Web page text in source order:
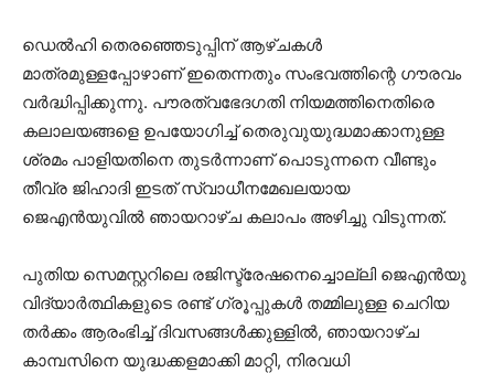
ഡെല്‍ഹി തെരഞ്ഞെടുപ്പിന് ആഴ്ചകള്‍
മാത്രമുള്ളപ്പോഴാണ് ഇതെന്നതും സംഭവത്തിന്റെ ഗൗരവം
വര്‍ദ്ധിപ്പിക്കുന്നു. പൗരത്വഭേദഗതി നിയമത്തിനെതിരെ
കലാലയങ്ങളെ ഉപയോഗിച്ച് തെരുവുയുദ്ധമാക്കാനുള്ള
ശ്രമം പാളിയതിനെ തുടര്‍ന്നാണ് പൊടുന്നനെ വീണ്ടും
തീവ്ര ജിഹാദി ഇടത് സ്വാധീനമേഖലയായ
ജെഎന്‍യുവില്‍ ഞായറാഴ്ച കലാപം അഴിച്ചു വിടുന്നത്.
പുതിയ സെമസ്റ്ററിലെ രജിസ്ട്രേഷനെച്ചൊല്ലി ജെഎൻയു
വിദ്യാർത്ഥികളുടെ രണ്ട് ഗ്രൂപ്പുകൾ തമ്മിലുള്ള ചെറിയ
തർക്കം ആരംഭിച്ച് ദിവസങ്ങൾക്കുള്ളിൽ, ഞായറാഴ്ച
കാമ്പസിനെ യുദ്ധക്കളമാക്കി മാറ്റി, നിരവധി